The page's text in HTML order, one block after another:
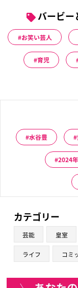
バービー
お笑い芸人
育児
水谷豊
2024年
カテゴリー
芸能 皇室
ライフ コミ